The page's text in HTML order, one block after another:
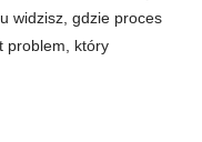
widzisz, gdzie proces
problem, który